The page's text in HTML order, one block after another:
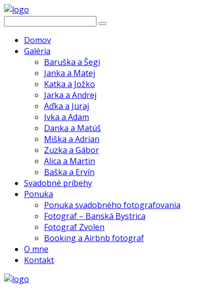
Domov
Galéria
Baruška a Šegi
Janka a Matej
Katka a Jožko
Jarka a Andrej
Aďka a Juraj
Ivka a Adam
Danka a Matúš
Miška a Adrian
Zuzka a Gábor
Alica a Martin
Baška a Ervín
Svadobné príbehy
Ponuka
Ponuka svadobného fotografovania
Fotograf – Banská Bystrica
Fotograf Zvolen
Booking a Airbnb fotograf
O mne
Kontakt